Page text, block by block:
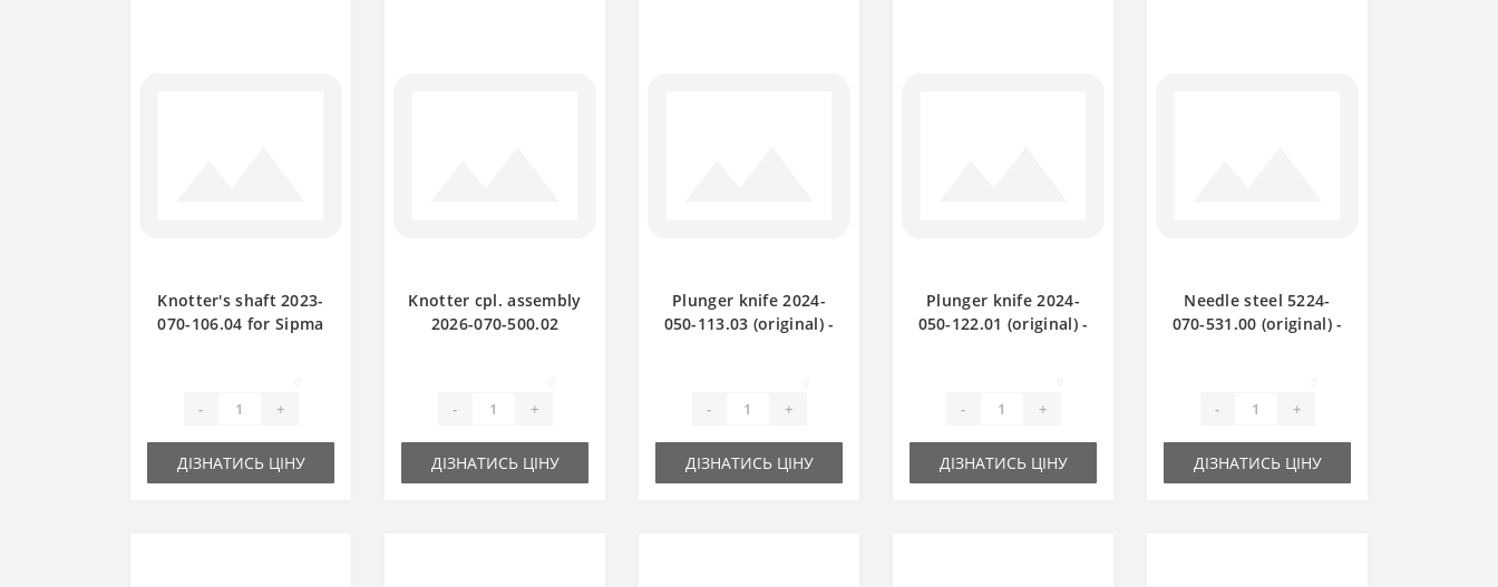
Knotter's shaft 2023-
070-106.04 for Sipma
- +
ДІЗНАТИСЬ ЦІНУ
Knotter cpl. assembly
2026-070-500.02
- +
ДІЗНАТИСЬ ЦІНУ
Plunger knife 2024-
050-113.03 (original) -
- +
ДІЗНАТИСЬ ЦІНУ
Plunger knife 2024-
050-122.01 (original) -
- +
ДІЗНАТИСЬ ЦІНУ
Needle steel 5224-
070-531.00 (original) -
- +
ДІЗНАТИСЬ ЦІНУ